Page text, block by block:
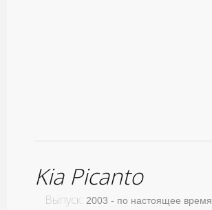
Kia Picanto
Выпуск: 2003 - по настоящее время